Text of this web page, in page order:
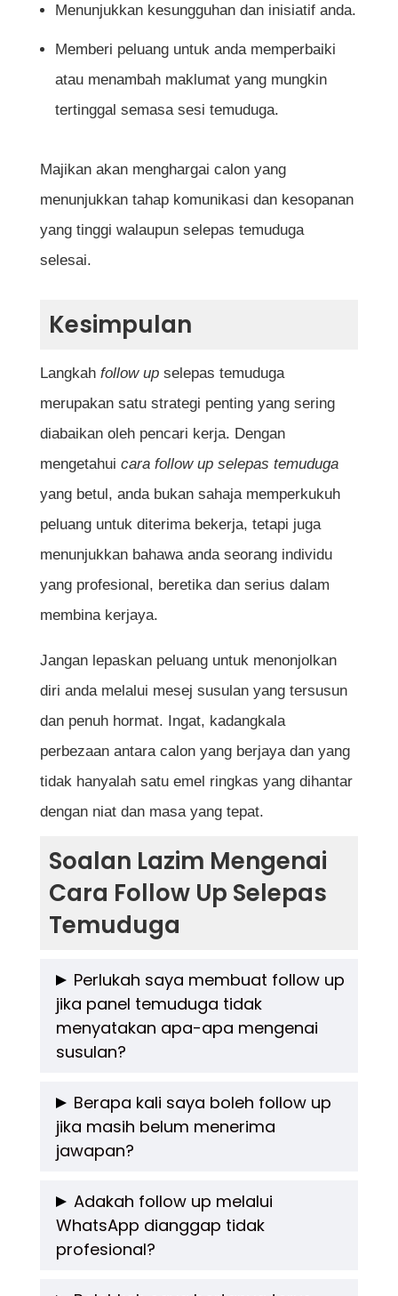
Menunjukkan kesungguhan dan inisiatif anda.
Memberi peluang untuk anda memperbaiki
atau menambah maklumat yang mungkin
tertinggal semasa sesi temuduga.
Majikan akan menghargai calon yang
menunjukkan tahap komunikasi dan kesopanan
yang tinggi walaupun selepas temuduga
selesai.
Kesimpulan
Langkah follow upselepas temuduga
merupakan satu strategi penting yang sering
diabaikan oleh pencari kerja. Dengan
mengetahui cara follow up selepas temuduga
yang betul, anda bukan sahaja memperkukuh
peluang untuk diterima bekerja, tetapi juga
menunjukkan bahawa anda seorang individu
yang profesional, beretika dan serius dalam
membina kerjaya.
Jangan lepaskan peluang untuk menonjolkan
diri anda melalui mesej susulan yang tersusun
dan penuh hormat. Ingat, kadangkala
perbezaan antara calon yang berjaya dan yang
tidak hanyalah satu emel ringkas yang dihantar
dengan niat dan masa yang tepat.
Soalan Lazim Mengenai
Cara Follow Up Selepas
Temuduga
Perlukah saya membuat follow up
jika panel temuduga tidak
menyatakan apa-apa mengenai
susulan?
Ya, anda tetap boleh membuat follow up
walaupun panel tidak menyatakan apa-apa.
Ini menunjukkan inisiatif dan minat anda
dilakukan secara profesional dan pada waktu
yang sesuai.
Berapa kali saya boleh follow up
jika masih belum menerima
jawapan?
Secara umum, anda boleh membuat
uppertama dalam tempoh 2 hingga 3 hari
selepas temuduga. Jika tiada maklum balas
Adakah follow up melalui
WhatsApp dianggap tidak
profesional?